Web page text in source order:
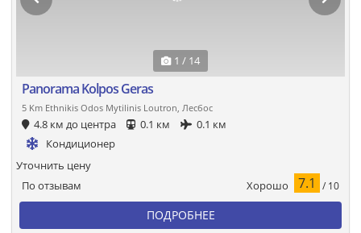
1 / 14
Panorama Kolpos Geras
5 Km Ethnikis Odos Mytilinis Loutron, Лесбос
4.8 км до центра 0.1 км
0.1 км
Кондиционер
По отзывам Хорошо 7.1 / 10
Уточнить цену
ПОДРОБНЕЕ